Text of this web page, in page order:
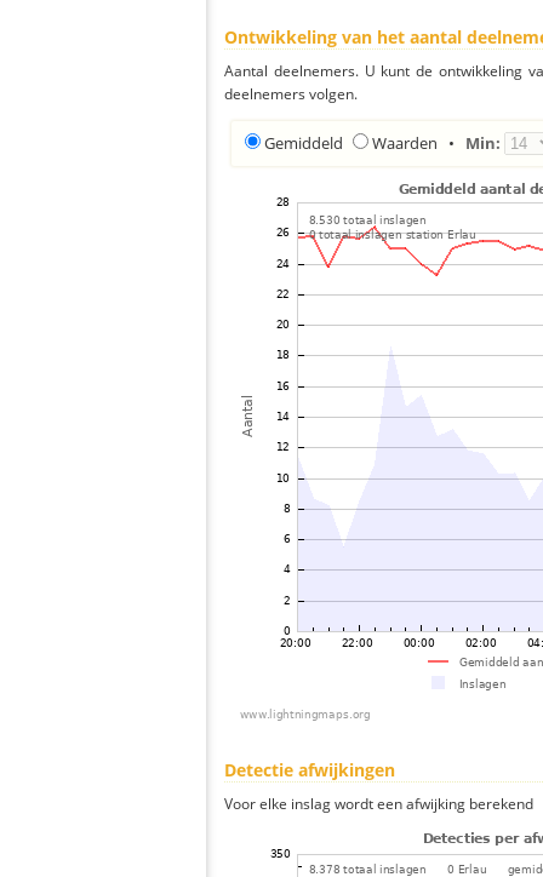
Ontwikkeling van het aantal
Aantal deelnemers. U kunt de ontwikkeling
deelnemers volgen.
Gemiddeld Waarden • Min:
Detectie afwijkingen
Voor elke inslag wordt een afwijking berekend